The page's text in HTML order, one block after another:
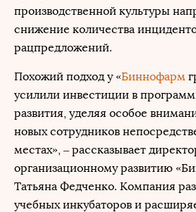
производственной культуры
снижение количества
рацпредложений.
Похожий подход у «Биннофарм
усилили инвестиции в
развития, уделяя особое
новых сотрудников
местах», – рассказывает
организационному развитию
Татьяна Федченко. Компания
учебных инкубаторов и